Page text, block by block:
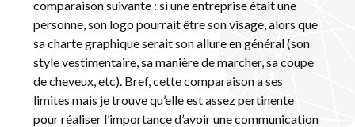
comparaison suivante : si une entreprise était une
personne, son logo pourrait être son visage, alors que
sa charte graphique serait son allure en général (son
style vestimentaire, sa manière de marcher, sa coupe
de cheveux, etc). Bref, cette comparaison a ses
limites mais je trouve qu’elle est assez pertinente
pour réaliser l’importance d’avoir une communication